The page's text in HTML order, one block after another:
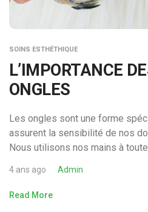
SOINS ESTHÉTHIQUE
L’IMPORTANCE
ONGLES
Les ongles sont une forme
assurent la sensibilité de nos
Nous utilisons nos mains à
4 ans ago Admin
Read More